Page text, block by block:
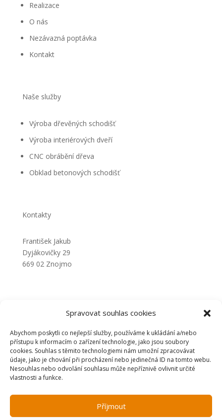
Spravovat souhlas cookies
Abychom poskytli co nejlepší služby, používáme k ukládání a/nebo
přístupu k informacím o zařízení technologie, jako jsou soubory
cookies. Souhlas s těmito technologiemi nám umožní zpracovávat
údaje, jako je chování při procházení nebo jedinečná ID na tomto webu.
Nesouhlas nebo odvolání souhlasu může nepříznivě ovlivnit určité
vlastnosti a funkce.
Příjmout
Realizace
O nás
Nezávazná poptávka
Kontakt
Naše služby
Výroba dřevěných schodišť
Výroba interiérových dveří
CNC obrábění dřeva
Obklad betonových schodišť
Kontakty
František Jakub
Dyjákovičky 29
669 02 Znojmo
© 2024 František Jakub |Tvorba webových stránek:
NET boostve spolupráci sWebUnite
Zásady zpracování osobních údajů